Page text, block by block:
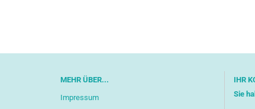
MEHR ÜBER...
Impressum
IHR
Sie